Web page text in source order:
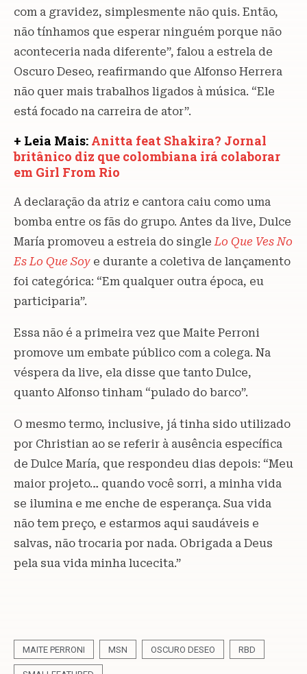
com a gravidez, simplesmente não quis. Então,
não tínhamos que esperar ninguém porque não
aconteceria nada diferente”, falou a estrela de
Oscuro Deseo, reafirmando que Alfonso Herrera
não quer mais trabalhos ligados à música. “Ele
está focado na carreira de ator”.
+ Leia Mais: Anitta feat Shakira? Jornal
britânico diz que colombiana irá colaborar
em Girl From Rio
A declaração da atriz e cantora caiu como uma
bomba entre os fãs do grupo. Antes da live, Dulce
María promoveu a estreia do singleLo Que Ves No
Es Lo Que Soy e durante a coletiva de lançamento
foi categórica: “Em qualquer outra época, eu
participaria”.
Essa não é a primeira vez que Maite Perroni
promove um embate público com a colega. Na
véspera da live, ela disse que tanto Dulce,
quanto Alfonso tinham “pulado do barco”.
O mesmo termo, inclusive, já tinha sido utilizado
por Christian ao se referir à ausência específica
de Dulce María, que respondeu dias depois: “Meu
maior projeto… quando você sorri, a minha vida
se ilumina e me enche de esperança. Sua vida
não tem preço, e estarmos aqui saudáveis e
salvas, não trocaria por nada. Obrigada a Deus
pela sua vida minha lucecita.”
MAITE PERRONI MSN OSCURO DESEO RBD